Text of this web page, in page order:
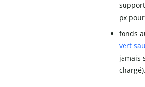
px
fonds
vert
jamais
chargé).